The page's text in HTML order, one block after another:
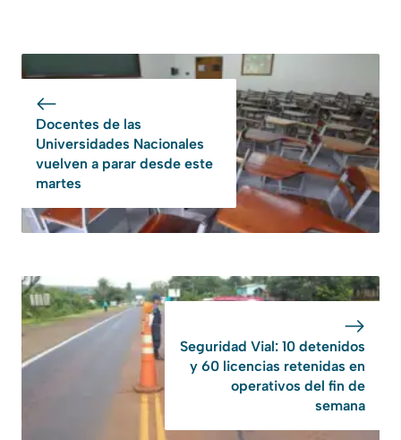
Docentes de las
Universidades Nacionales
vuelven a parar desde este
martes
Seguridad Vial: 10 detenidos
y 60 licencias retenidas en
operativos del fin de
semana